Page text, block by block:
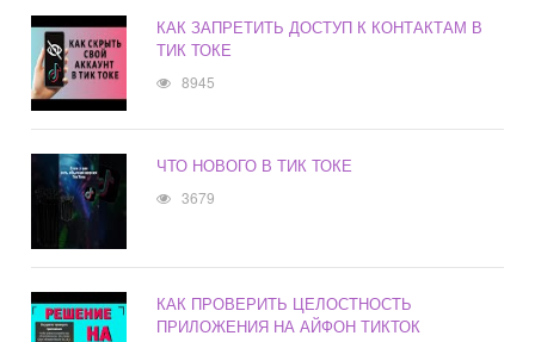
КАК ЗАПРЕТИТЬ ДОСТУП К КОНТАКТАМ В
ТИК ТОКЕ
8945
ЧТО НОВОГО В ТИК ТОКЕ
3679
КАК ПРОВЕРИТЬ ЦЕЛОСТНОСТЬ
ПРИЛОЖЕНИЯ НА АЙФОН ТИКТОК